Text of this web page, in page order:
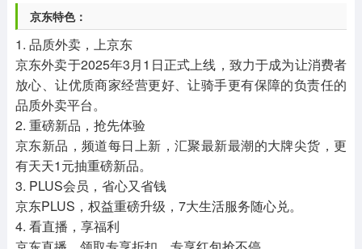
京东特色：
1. 品质外卖，上京东
京东外卖于2025年3月1日正式上线，致力于成为让消费者
放心、让优质商家经营更好、让骑手更有保障的负责任的
品质外卖平台。
2. 重磅新品，抢先体验
京东新品，频道每日上新，汇聚最新最潮的大牌尖货，更
有天天1元抽重磅新品。
3. PLUS会员，省心又省钱
京东PLUS，权益重磅升级，7大生活服务随心兑。
4. 看直播，享福利